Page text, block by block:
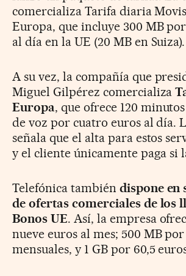
comercializa Tarifa diaria
Europa, que incluye 300 MB
al día en la UE (20 MB en Suiza).
A su vez, la compañía que
Miguel Gilpérez comercializa
Europa, que ofrece 120
de voz por cuatro euros al día.
señala que el alta para estos
y el cliente únicamente paga si
Telefónica también dispone en
de ofertas comerciales de los
Bonos UE. Así, la empresa
nueve euros al mes; 500 MB
mensuales, y 1 GB por 60,5